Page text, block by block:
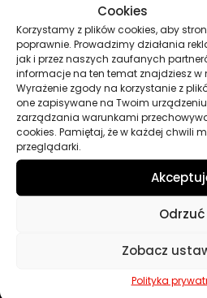
Cookies
Korzystamy z plików cookies, aby
poprawnie. Prowadzimy działania
jak i przez naszych zaufanych
informacje na ten temat znajdziesz w
Wyrażenie zgody na korzystanie z
one zapisywane na Twoim
zarządzania warunkami
cookies. Pamiętaj, że w każdej chwili
przeglądarki.
Odrzuć
Zobacz
Polityka
TOTAL TRAXIUM GEAR 7
80W90 20L
584,30zł Zamów
POKAŻ WIĘCEJ